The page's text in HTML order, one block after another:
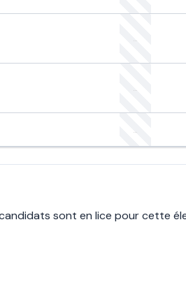
sont en lice pour cette